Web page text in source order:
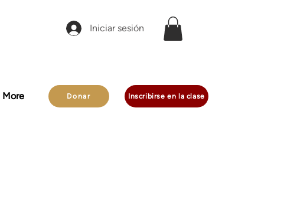
More
Iniciar sesión
Donar Inscribirse en la clase